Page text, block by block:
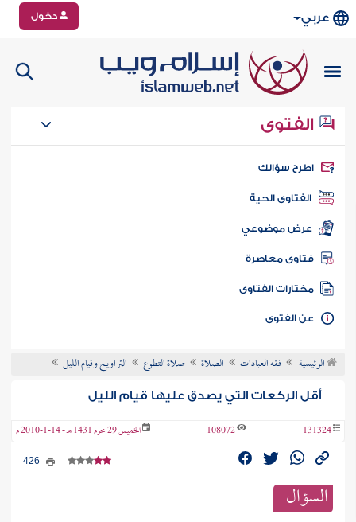
عربي دخول
الفتوى
سؤالك
الفتاوى الحية
عرض موضوعي
فتاوى معاصرة
مختارات الفتاوى
الفتوى
الرئيسية فقه العبادات الصلاة صلاة التطوع التراويح وقيام الليل
أقل الركعات التي يصدق عليها قيام الليل
131324
108072 الخميس 29 محرم 1431 هـ - 14-1-2010 م
السؤال